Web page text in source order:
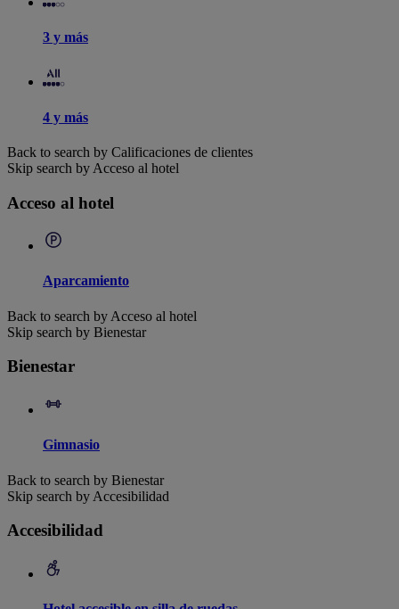
3 y más
4 y más
Back to search by Calificaciones de clientes
Skip search by Acceso al hotel
Acceso al hotel
Aparcamiento
Back to search by Acceso al hotel
Skip search by Bienestar
Bienestar
Gimnasio
Back to search by Bienestar
Skip search by Accesibilidad
Accesibilidad